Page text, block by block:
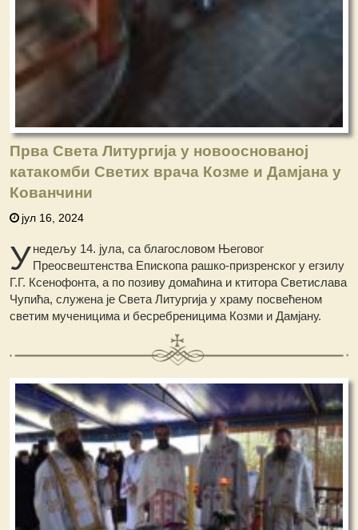
Прва Света Литургија у новооснованој
катакомби Светих врача Козме и Дамјана у
Кованчини
јул 16, 2024
Унедељу 14. јула, са благословом Његовог
Преосвештенства Епископа рашко-призренског у егзилу
Г.Г. Ксенофонта, а по позиву домаћина и ктитора Светислава
Чупића, служена је Света Литургија у храму посвећеном
светим мученицима и бесребреницима Козми и Дамјану.